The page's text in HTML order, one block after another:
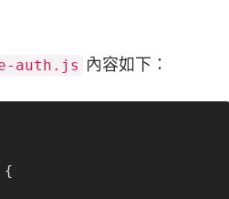
auth.js 內容如下：